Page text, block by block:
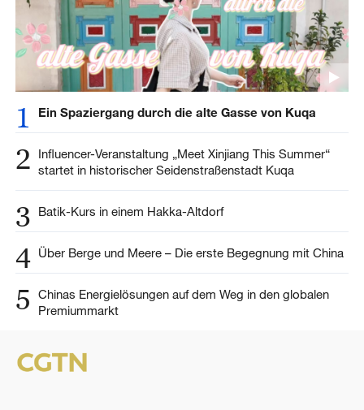
1 Ein Spaziergang durch die alte Gasse von Kuqa
2
Influencer-Veranstaltung „Meet Xinjiang This Summer“
startet in historischer Seidenstraßenstadt Kuqa
3 Batik-Kurs in einem Hakka-Altdorf
4 Über Berge und Meere – Die erste Begegnung mit China
5
Chinas Energielösungen auf dem Weg in den globalen
Premiummarkt